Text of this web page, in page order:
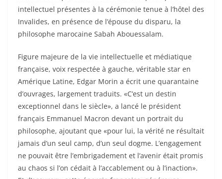
intellectuel présentes à la cérémonie tenue à l’hôtel des
Invalides, en présence de l’épouse du disparu, la
philosophe marocaine Sabah Abouessalam.
Figure majeure de la vie intellectuelle et médiatique
française, voix respectée à gauche, véritable star en
Amérique Latine, Edgar Morin a écrit une quarantaine
d’ouvrages, largement traduits. «C’est un destin
exceptionnel dans le siècle», a lancé le président
français Emmanuel Macron devant un portrait du
philosophe, ajoutant que «pour lui, la vérité ne résultait
jamais d’un seul camp, d’un seul dogme. L’engagement
ne pouvait être l’embrigadement et l’avenir était promis
au chaos si l’on cédait à l’accablement ou à l’inaction».